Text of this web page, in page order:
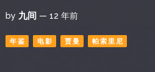
by 九间 — 12 年前
年鉴 电影 贾曼 帕索里尼